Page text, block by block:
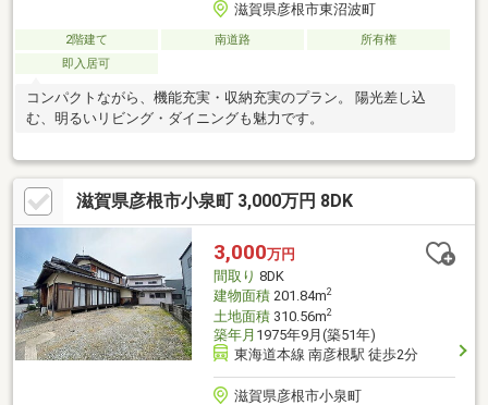
滋賀県彦根市東沼波町
2階建て 南道路
所有権
即入居可
コンパクトながら、機能充実・収納充実のプラン。 陽光差し込
む、明るいリビング・ダイニングも魅力です。
滋賀県彦根市小泉町 3,000万円 8DK
3,000万円
間取り 8DK
建物面積201.84m2
土地面積310.56m2
築年月 1975年9月(築51年)
東海道本線 南彦根駅 徒歩2分
滋賀県彦根市小泉町